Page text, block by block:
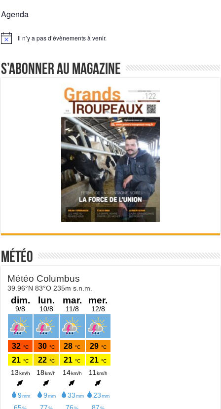
Agenda
Notice Il n’y a pas d’évènements à venir.
S’abonner au magazine
Météo